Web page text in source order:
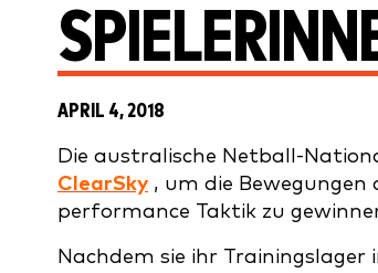
APRIL 4, 2018
Die australische Netball-
ClearSky , um die
performance Taktik zu
Nachdem sie ihr